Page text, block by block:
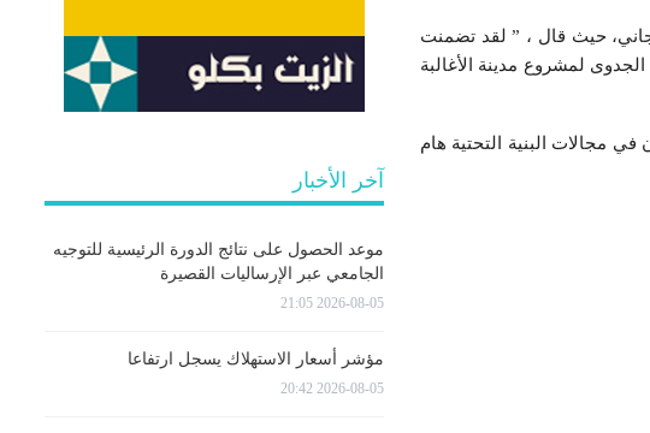
حيث قال ، ” لقد تضمنت
لمشروع مدينة الأغالبة
في مجالات البنية التحتية هام
آخر الأخبار
موعد الحصول على نتائج الدورة الرئيسية للتوجيه
الجامعي عبر الإرساليات القصيرة
2026-08-05 21:05
مؤشر أسعار الاستهلاك يسجل ارتفاعا
2026-08-05 20:42